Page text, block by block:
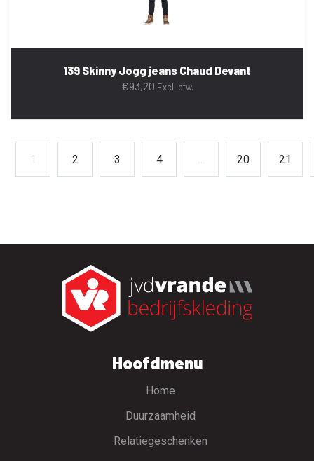
139 Skinny Jogg jeans Chaud Devant
€93,20 Excl. btw.
1 2 3 4 20 21
Hoofdmenu
Home
Duurzaamheid
Relatiegeschenken